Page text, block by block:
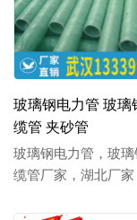
玻璃钢电力管 玻璃
缆管 夹砂管
玻璃钢电力管，玻
缆管厂家，湖北厂家